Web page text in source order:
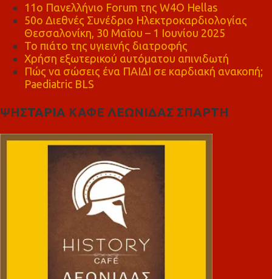
11ο Πανελλήνιο Forum της W4O Hellas
50ο Διεθνές Συνέδριο Ηλεκτροκαρδιολογίας
Θεσσαλονίκη, 30 Μαΐου – 1 Ιουνίου 2025
Το πιάτο της υγιεινής διατροφής
Χρήση εξωτερικού αυτόματου απινιδωτή
Πώς να σώσεις ένα ΠΑΙΔΙ σε καρδιακή ανακοπή;
Paediatric BLS
ΨΗΣΤΑΡΙΑ ΚΑΦΕ ΛΕΩΝΙΔΑΣ ΣΠΑΡΤΗ